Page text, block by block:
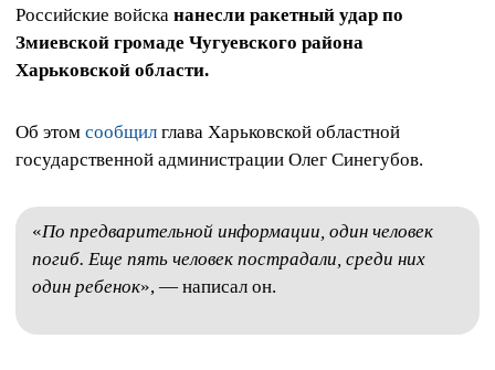
Российские войска нанесли ракетный удар по
Змиевской громаде Чугуевского района
Харьковской области.
Об этом сообщил глава Харьковской областной
государственной администрации Олег Синегубов.
«По предварительной информации, один человек
погиб. Еще пять человек пострадали, среди них
один ребенок», — написал он.